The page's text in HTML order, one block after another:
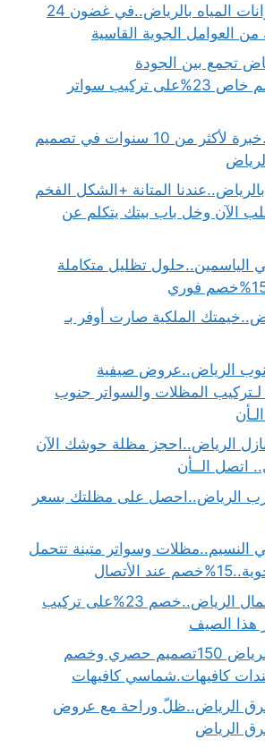
تركيب مظلات خزانات المياه بالرياض..في غضون 24
العوامل الجوية القاسية
تجمع بين الجودة
والإتقان99%وخصم خاص 23%على تركيب سواتر
برجولات الرياض..خبرة لأكثر من 10 سنوات في تصميم
المتانة +الشكل الفخم
الآن وخل باب بيتك يتكلم عن
تظليل متكاملة
الملكية صارت أوفر بـ
الرياض..عروض صيفية
لـتركيب المظلات والسواتر جنوب
الرياض..احجز مظلة حوشك الآن
الرياض..احصل على مظلتك بسعر
وسواتر متينة تتحمل
الأتصال
مظلات وسواتر شمال الرياض..خصم 23%على تركيب
هذا الصيف
مظلات كافيهات الرياض 150تصميم حصري وخصم
الرياض..ظلّ وراحة مع عروض
الرياض